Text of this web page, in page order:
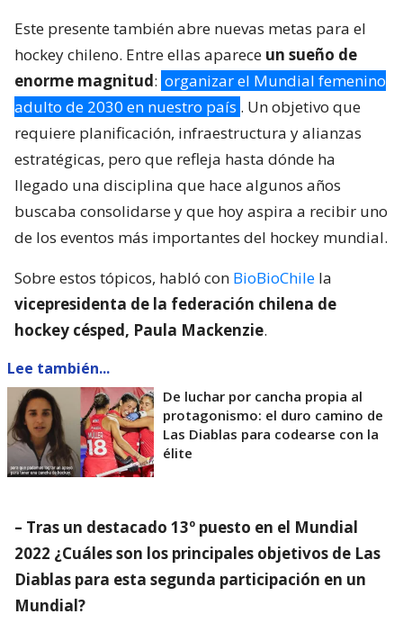
Este presente también abre nuevas metas para el
hockey chileno. Entre ellas aparece un sueño de
enorme magnitud: organizar el Mundial femenino
adulto de 2030 en nuestro país . Un objetivo que
requiere planificación, infraestructura y alianzas
estratégicas, pero que refleja hasta dónde ha
llegado una disciplina que hace algunos años
buscaba consolidarse y que hoy aspira a recibir uno
de los eventos más importantes del hockey mundial.
Sobre estos tópicos, habló con BioBioChile la
vicepresidenta de la federación chilena de
hockey césped, Paula Mackenzie.
Lee también...
De luchar por cancha propia al
protagonismo: el duro camino de
Las Diablas para codearse con la
élite
– Tras un destacado 13º puesto en el Mundial
2022 ¿Cuáles son los principales objetivos de Las
Diablas para esta segunda participación en un
Mundial?